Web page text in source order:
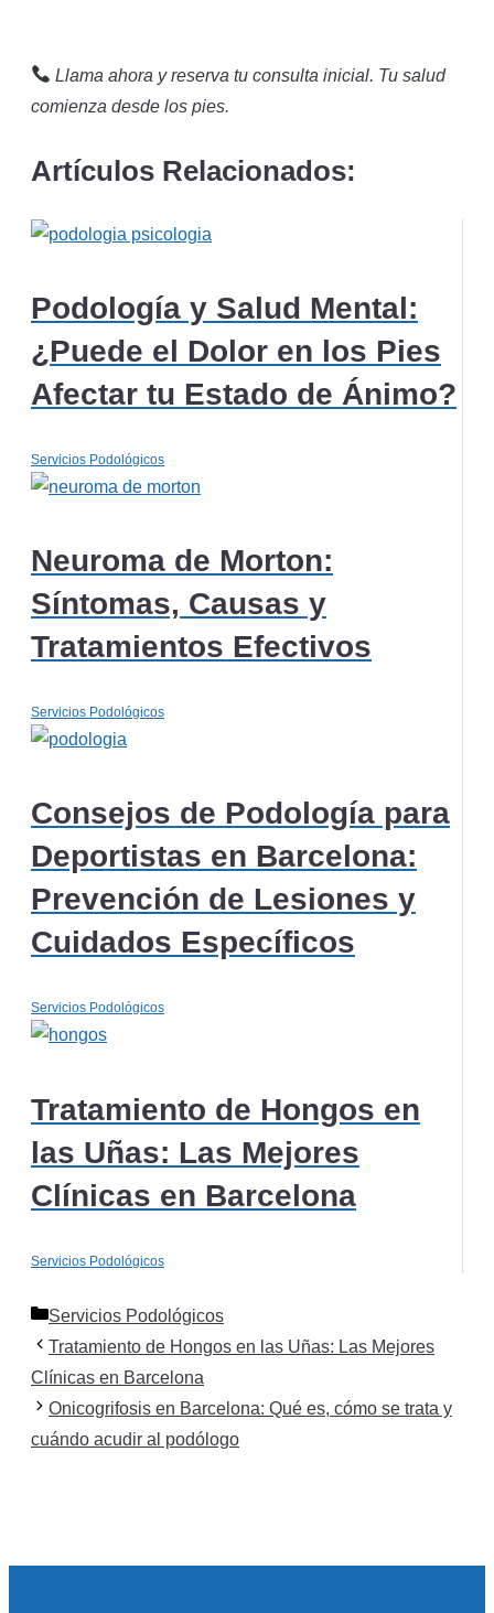
Llama ahora y reserva tu consulta inicial. Tu salud
comienza desde los pies.
Artículos Relacionados:
Podología y Salud Mental:
¿Puede el Dolor en los Pies
Afectar tu Estado de Ánimo?
Servicios Podológicos
Neuroma de Morton:
Síntomas, Causas y
Tratamientos Efectivos
Servicios Podológicos
Consejos de Podología para
Deportistas en Barcelona:
Prevención de Lesiones y
Cuidados Específicos
Servicios Podológicos
Tratamiento de Hongos en
las Uñas: Las Mejores
Clínicas en Barcelona
Servicios Podológicos
Categorías
Servicios Podológicos
Tratamiento de Hongos en las Uñas: Las Mejores
Clínicas en Barcelona
Onicogrifosis en Barcelona: Qué es, cómo se trata y
cuándo acudir al podólogo